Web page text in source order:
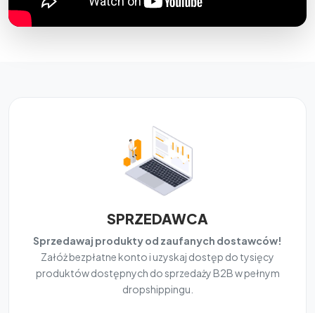
SPRZEDAWCA
Sprzedawaj produkty od zaufanych dostawców!
Załóż bezpłatne konto i uzyskaj dostęp do tysięcy
produktów dostępnych do sprzedaży B2B w pełnym
dropshippingu.